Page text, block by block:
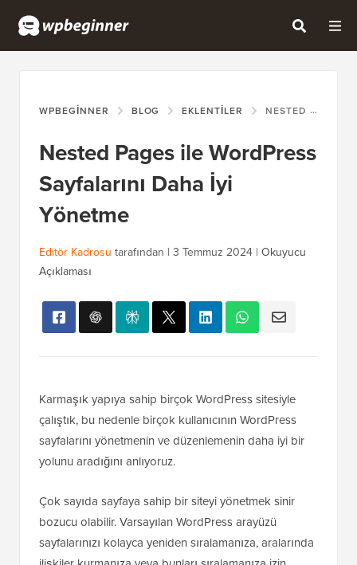
WPBEGINNER BLOG EKLENTILER NESTED PAGES ILE WORDPRESS SAYFALARINI DAHA İYI YÖNETME
Nested Pages ile WordPress
Sayfalarını Daha İyi
Yönetme
Editör Kadrosu tarafından | 3 Temmuz 2024 | Okuyucu
Açıklaması
Karmaşık yapıya sahip birçok WordPress sitesiyle
çalıştık, bu nedenle birçok kullanıcının WordPress
sayfalarını yönetmenin ve düzenlemenin daha iyi bir
yolunu aradığını anlıyoruz.
Çok sayıda sayfaya sahip bir siteyi yönetmek sinir
bozucu olabilir. Varsayılan WordPress arayüzü
sayfalarınızı kolayca yeniden sıralamanıza, aralarında